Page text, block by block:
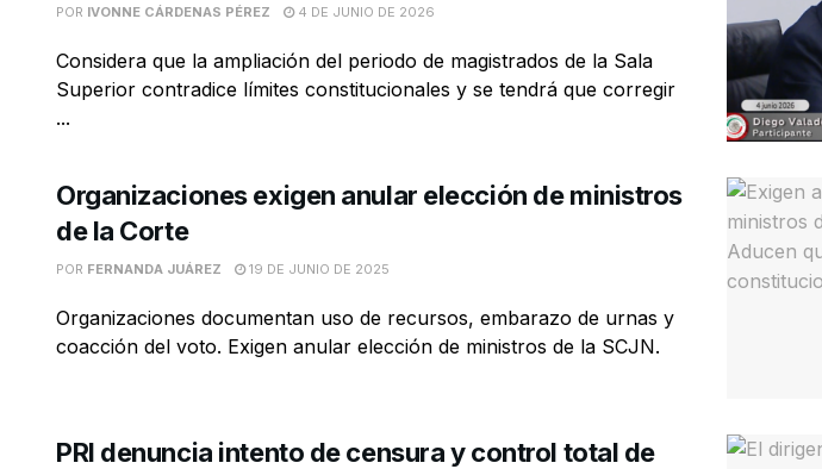
POR IVONNE CÁRDENAS PÉREZ 4 DE JUNIO DE 2026
Considera que la ampliación del periodo de magistrados de la Sala
Superior contradice límites constitucionales y se tendrá que corregir
...
Organizaciones exigen anular elección de ministros
de la Corte
POR FERNANDA JUÁREZ 19 DE JUNIO DE 2025
Organizaciones documentan uso de recursos, embarazo de urnas y
coacción del voto. Exigen anular elección de ministros de la SCJN.
PRI denuncia intento de censura y control total de